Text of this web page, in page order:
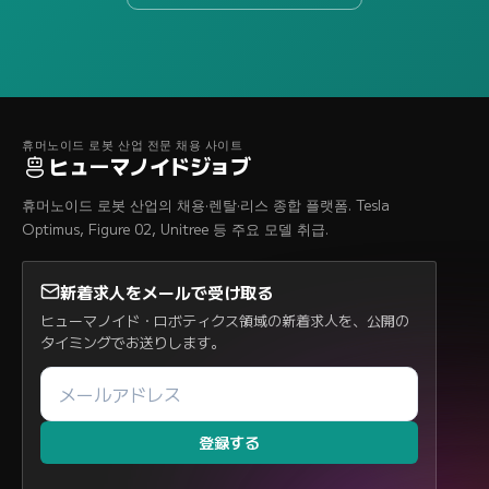
휴머노이드 로봇 산업 전문 채용 사이트
ヒューマノイドジョブ
휴머노이드 로봇 산업의 채용·렌탈·리스 종합 플랫폼. Tesla
Optimus, Figure 02, Unitree 등 주요 모델 취급.
新着求人をメールで受け取る
ヒューマノイド・ロボティクス領域の新着求人を、公開の
タイミングでお送りします。
登録する